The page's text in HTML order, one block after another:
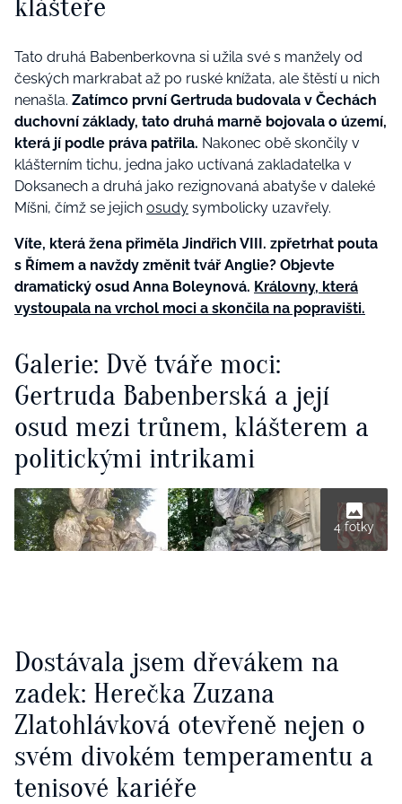
klášteře
Tato druhá Babenberkovna si užila své s manžely od
českých markrabat až po ruské knížata, ale štěstí u nich
nenašla. Zatímco první Gertruda budovala v Čechách
duchovní základy, tato druhá marně bojovala o území,
která jí podle práva patřila. Nakonec obě skončily v
klášterním tichu, jedna jako uctívaná zakladatelka v
Doksanech a druhá jako rezignovaná abatyše v daleké
Míšni, čímž se jejich osudy symbolicky uzavřely.
Víte, která žena přiměla Jindřich VIII. zpřetrhat pouta
s Římem a navždy změnit tvář Anglie? Objevte
dramatický osud Anna Boleynová. Královny, která
vystoupala na vrchol moci a skončila na popravišti.
Galerie: Dvě tváře moci:
Gertruda Babenberská a její
osud mezi trůnem, klášterem a
politickými intrikami
4 fotky
Dostávala jsem dřevákem na
zadek: Herečka Zuzana
Zlatohlávková otevřeně nejen o
svém divokém temperamentu a
tenisové kariéře